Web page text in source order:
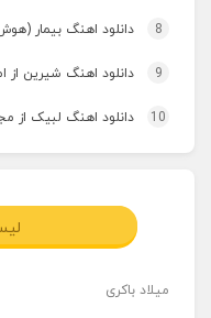
8 دانلود اهنگ بیمار
9 دانلود اهنگ شیرین از
10 دانلود اهنگ لبیک از
میلاد باکری